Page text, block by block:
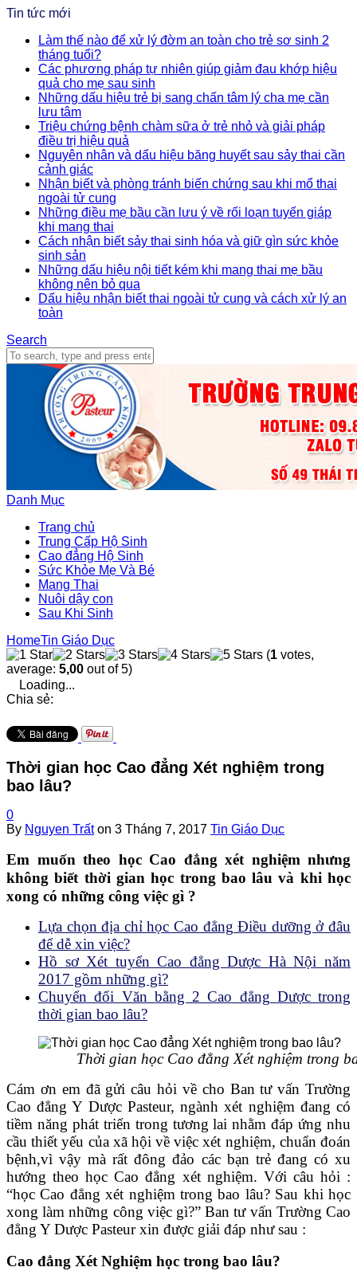
Tin tức mới
Làm thế nào để xử lý đờm an toàn cho trẻ sơ sinh 2
tháng tuổi?
Các phương pháp tự nhiên giúp giảm đau khớp hiệu
quả cho mẹ sau sinh
Những dấu hiệu trẻ bị sang chấn tâm lý cha mẹ cần
lưu tâm
Triệu chứng bệnh chàm sữa ở trẻ nhỏ và giải pháp
điều trị hiệu quả
Nguyên nhân và dấu hiệu băng huyết sau sảy thai cần
cảnh giác
Nhận biết và phòng tránh biến chứng sau khi mổ thai
ngoài tử cung
Những điều mẹ bầu cần lưu ý về rối loạn tuyến giáp
khi mang thai
Cách nhận biết sảy thai sinh hóa và giữ gìn sức khỏe
sinh sản
Những dấu hiệu nội tiết kém khi mang thai mẹ bầu
không nên bỏ qua
Dấu hiệu nhận biết thai ngoài tử cung và cách xử lý an
toàn
Search
Danh Mục
Trang chủ
Trung Cấp Hộ Sinh
Cao đẳng Hộ Sinh
Sức Khỏe Mẹ Và Bé
Mang Thai
Nuôi dậy con
Sau Khi Sinh
HomeTin Giáo Dục
(1 votes,
average: 5,00 out of 5)
Loading...
Chia sẻ:
Thời gian học Cao đẳng Xét nghiệm trong
bao lâu?
0
By Nguyen Trất on 3 Tháng 7, 2017 Tin Giáo Dục
Em muốn theo học Cao đẳng xét nghiệm nhưng
không biết thời gian học trong bao lâu và khi học
xong có những công việc gì ?
Lựa chọn địa chỉ học Cao đẳng Điều dưỡng ở đâu
để dễ xin việc?
Hồ sơ Xét tuyển Cao đẳng Dược Hà Nội năm
2017 gồm những gì?
Chuyển đổi Văn bằng 2 Cao đẳng Dược trong
thời gian bao lâu?
Thời gian học Cao đẳng Xét nghiệm trong
Cám ơn em đã gửi câu hỏi về cho Ban tư vấn Trường
Cao đẳng Y Dược Pasteur, ngành xét nghiệm đang có
tiềm năng phát triển trong tương lai nhằm đáp ứng nhu
cầu thiết yếu của xã hội về việc xét nghiệm, chuẩn đoán
bệnh,vì vậy mà rất đông đảo các bạn trẻ đang có xu
hướng theo học Cao đẳng xét nghiệm. Với câu hỏi :
“học Cao đẳng xét nghiệm trong bao lâu? Sau khi học
xong làm những công việc gì?” Ban tư vấn Trường Cao
đẳng Y Dược Pasteur xin được giải đáp như sau :
Cao đẳng Xét Nghiệm học trong bao lâu?